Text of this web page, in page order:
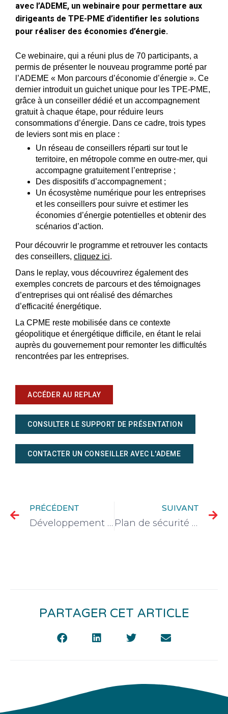
avec l’ADEME, un webinaire pour permettare aux
dirigeants de TPE-PME d’identifier les solutions
pour réaliser des économies d’énergie.
Ce webinaire, qui a réuni plus de 70 participants, a
permis de présenter le nouveau programme porté par
l’ADEME « Mon parcours d’économie d’énergie ». Ce
dernier introduit un guichet unique pour les TPE-PME,
grâce à un conseiller dédié et un accompagnement
gratuit à chaque étape, pour réduire leurs
consommations d’énergie. Dans ce cadre, trois types
de leviers sont mis en place :
Un réseau de conseillers réparti sur tout le
territoire, en métropole comme en outre-mer, qui
accompagne gratuitement l’entreprise ;
Des dispositifs d’accompagnement ;
Un écosystème numérique pour les entreprises
et les conseillers pour suivre et estimer les
économies d’énergie potentielles et obtenir des
scénarios d’action.
Pour découvrir le programme et retrouver les contacts
des conseillers, cliquez ici.
Dans le replay, vous découvrirez également des
exemples concrets de parcours et des témoignages
d’entreprises qui ont réalisé des démarches
d’efficacité énergétique.
La CPME reste mobilisée dans ce contexte
géopolitique et énergétique difficile, en étant le relai
auprès du gouvernement pour remonter les difficultés
rencontrées par les entreprises.
ACCÉDER AU REPLAY
CONSULTER LE SUPPORT DE PRÉSENTATION
CONTACTER UN CONSEILLER AVEC L'ADEME
PRÉCÉDENT
Développement durable : découvrez le rapport 2025
SUIVANT
Plan de sécurité pour les commerces et les commerçants
PARTAGER CET ARTICLE